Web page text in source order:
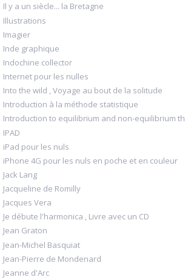
Il y a un siècle... la Bretagne
Illustrations
Imagier
Inde graphique
Indochine collector
Internet pour les nulles
Into the wild , Voyage au bout de la solitude
Introduction à la méthode statistique
Introduction to equilibrium and non-equilibrium th
IPAD
iPad pour les nuls
iPhone 4G pour les nuls en poche et en couleur
Jack Lang
Jacqueline de Romilly
Jacques Vera
Je débute l'harmonica , Livre avec un CD
Jean Graton
Jean-Michel Basquiat
Jean-Pierre de Mondenard
Jeanne d'Arc